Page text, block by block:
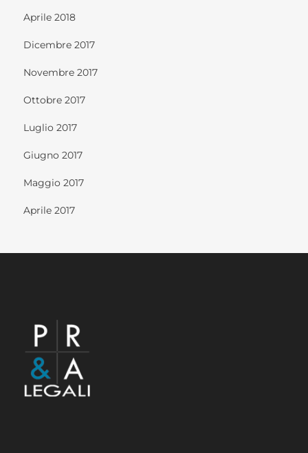
Aprile 2018
Dicembre 2017
Novembre 2017
Ottobre 2017
Luglio 2017
Giugno 2017
Maggio 2017
Aprile 2017